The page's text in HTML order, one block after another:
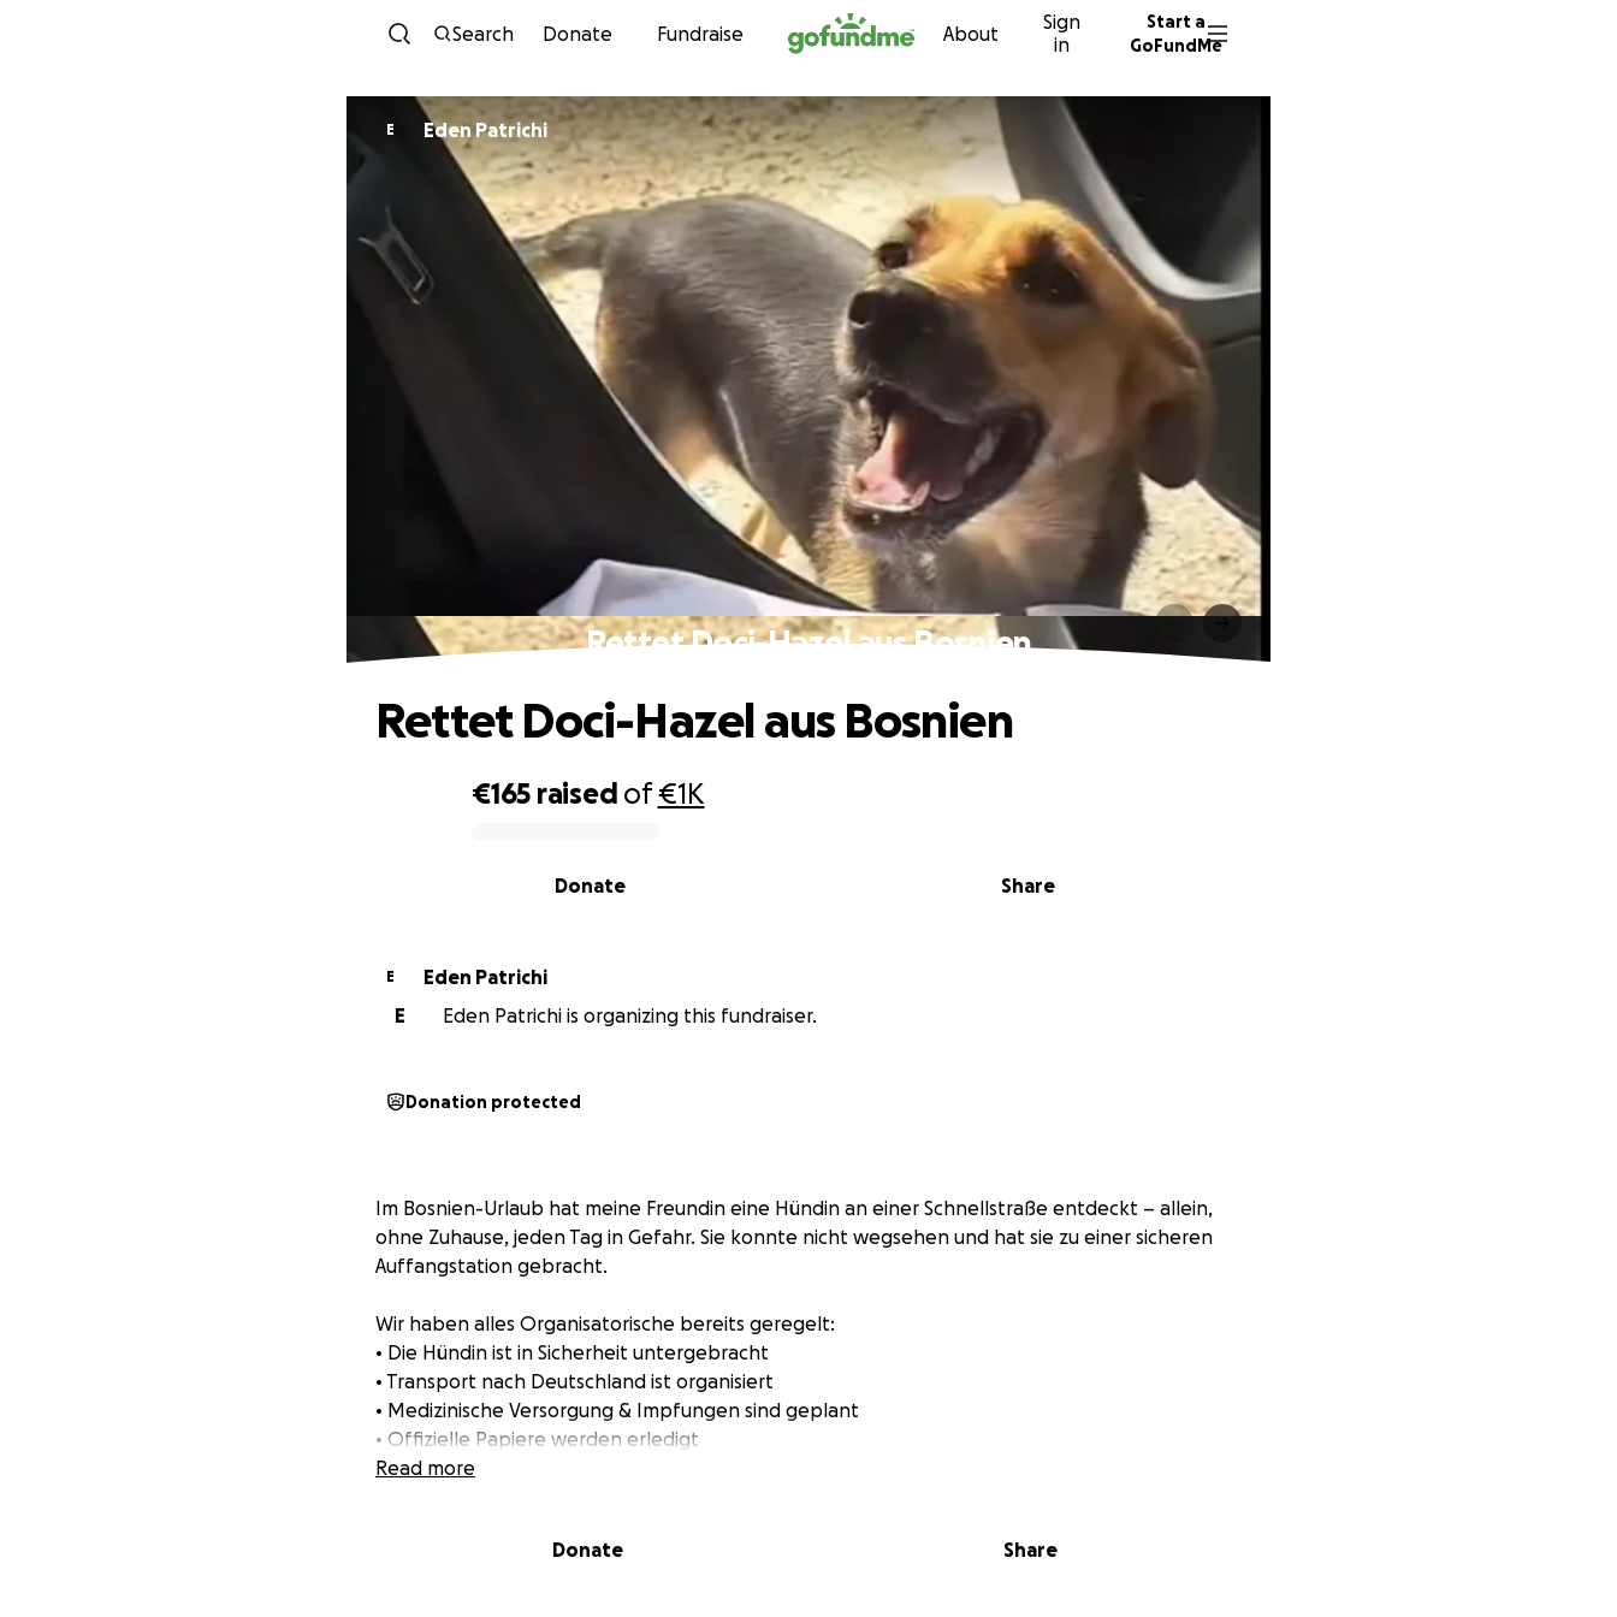
Skip to content
Search Donate Fundraise About
Sign
in
Start a
GoFundMe
E Eden Patrichi
Rettet Doci-Hazel aus Bosnien
€165 raised of€1K
Share
Donate
Rettet Doci-Hazel aus Bosnien
E
Eden Patrichi
E
Eden Patrichi is organizing this fundraiser.
Donation protected
Im Bosnien-Urlaub hat meine Freundin eine Hündin an einer Schnellstraße entdeckt – allein,
ohne Zuhause, jeden Tag in Gefahr. Sie konnte nicht wegsehen und hat sie zu einer sicheren
Auffangstation gebracht.
Wir haben alles Organisatorische bereits geregelt:
• Die Hündin ist in Sicherheit untergebracht
• Transport nach Deutschland ist organisiert
• Medizinische Versorgung & Impfungen sind geplant
• Offizielle Papiere werden erledigt
Read more
Donate Share